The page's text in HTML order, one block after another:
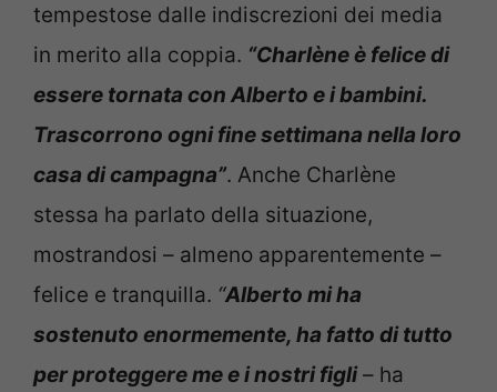
tempestose dalle indiscrezioni dei media
in merito alla coppia. “Charlène è felice di
essere tornata con Alberto e i bambini.
Trascorrono ogni fine settimana nella loro
casa di campagna”. Anche Charlène
stessa ha parlato della situazione,
mostrandosi – almeno apparentemente –
felice e tranquilla. “Alberto mi ha
sostenuto enormemente, ha fatto di tutto
per proteggere me e i nostri figli– ha